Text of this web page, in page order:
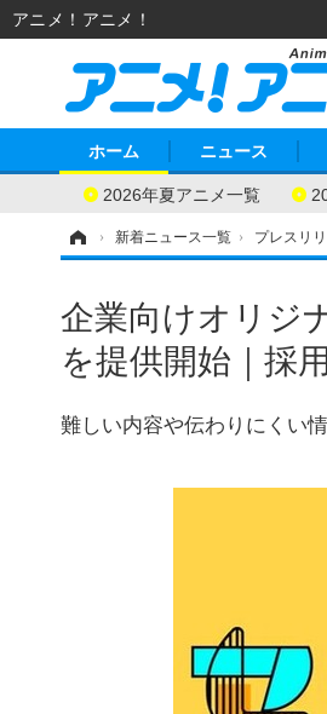
ホーム
2026年夏アニメ一覧
ニュース
› 新着ニュース一覧 › プレスリ
企業向けオリジ
を提供開始｜採
難しい内容や伝わりにくい
アニメ！アニメ！